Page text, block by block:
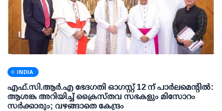
INDIA
എഫ്.സി.ആര്‍.എ ഭേദഗതി ഓഗസ്റ്റ് 12 ന് പാര്‍ലമെന്റില്‍:
ആശങ്ക അറിയിച്ച് ക്രൈസ്തവ സഭകളും മിസോറം
സര്‍ക്കാരും; വഴങ്ങാതെ കേന്ദ്രം